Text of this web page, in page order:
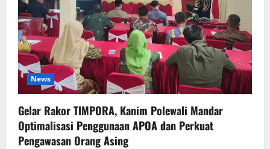
News
Gelar Rakor TIMPORA, Kanim Polewali Mandar
Optimalisasi Penggunaan APOA dan Perkuat
Pengawasan Orang Asing